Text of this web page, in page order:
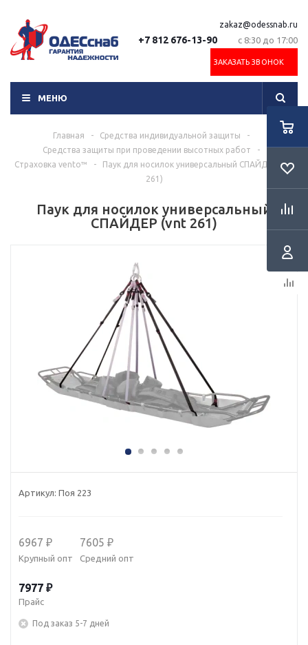
+7 812 676-13-90
zakaz@odessnab.ru
с 8:30 до 17:00
ЗАКАЗАТЬ ЗВОНОК
МЕНЮ
Главная - Средства индивидуальной защиты
-
Средства защиты при проведении высотных работ
-
Страховка vento™
-
Паук для носилок универсальный СПАЙДЕР (vnt
261)
Паук для носилок универсальный
СПАЙДЕР (vnt 261)
Артикул: Поя 223
6967 ₽
Крупный опт
7605 ₽
Средний опт
7977 ₽
Прайс
Под заказ 5-7 дней